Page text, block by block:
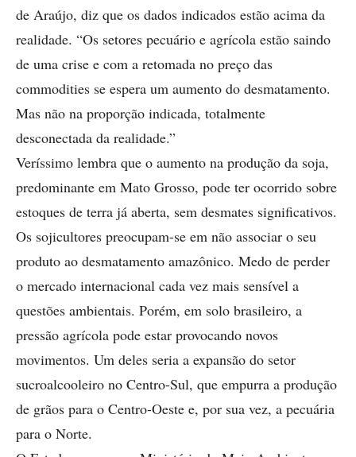
de Araújo, diz que os dados indicados estão acima da
realidade. “Os setores pecuário e agrícola estão saindo
de uma crise e com a retomada no preço das
commodities se espera um aumento do desmatamento.
Mas não na proporção indicada, totalmente
desconectada da realidade.”
Veríssimo lembra que o aumento na produção da soja,
predominante em Mato Grosso, pode ter ocorrido sobre
estoques de terra já aberta, sem desmates significativos.
Os sojicultores preocupam-se em não associar o seu
produto ao desmatamento amazônico. Medo de perder
o mercado internacional cada vez mais sensível a
questões ambientais. Porém, em solo brasileiro, a
pressão agrícola pode estar provocando novos
movimentos. Um deles seria a expansão do setor
sucroalcooleiro no Centro-Sul, que empurra a produção
de grãos para o Centro-Oeste e, por sua vez, a pecuária
para o Norte.